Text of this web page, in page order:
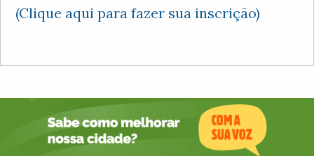
(Clique aqui para fazer sua inscrição)